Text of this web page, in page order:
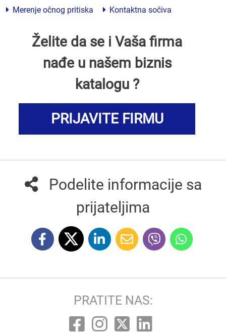
Merenje očnog pritiska Kontaktna sočiva
Želite da se i Vaša firma
nađe u našem biznis
katalogu ?
PRIJAVITE FIRMU
Podelite informacije sa
prijateljima
PRATITE NAS: